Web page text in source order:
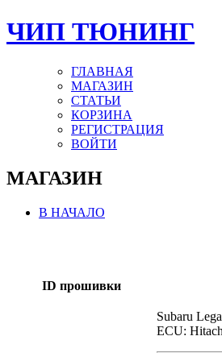
ЧИП ТЮНИНГ
ГЛАВНАЯ
МАГАЗИН
СТАТЬИ
КОРЗИНА
РЕГИСТРАЦИЯ
ВОЙТИ
МАГАЗИН
В НАЧАЛО
ID прошивки
Subaru
ECU: